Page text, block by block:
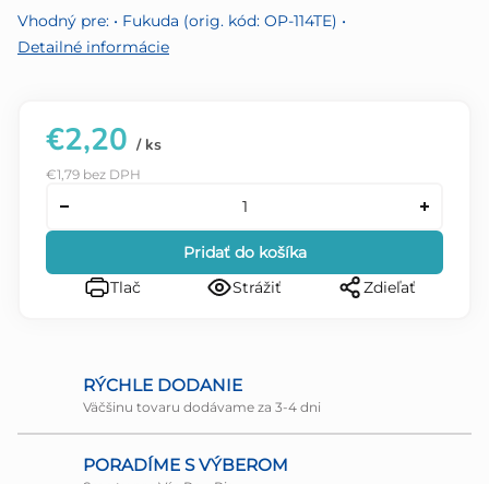
5
hviezdičiek.
Vhodný pre: • Fukuda (orig. kód: OP-114TE) •
Detailné informácie
€2,20 / ks
€1,79 bez DPH
Pridať do košíka
Tlač
Strážiť Zdieľať
RÝCHLE DODANIE
Väčšinu tovaru dodávame za 3-4 dni
PORADÍME S VÝBEROM